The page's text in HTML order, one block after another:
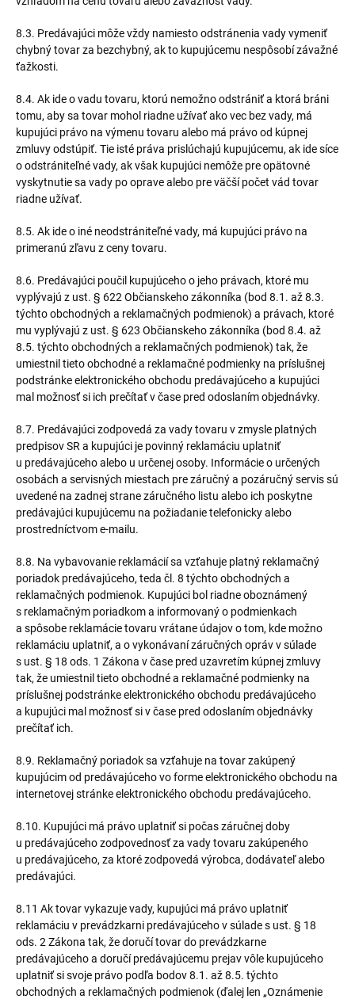
8.3. Predávajúci môže vždy namiesto odstránenia vady vymeniť
chybný tovar za bezchybný, ak to kupujúcemu nespôsobí závažné
ťažkosti.
8.4. Ak ide o vadu tovaru, ktorú nemožno odstrániť a ktorá bráni
tomu, aby sa tovar mohol riadne užívať ako vec bez vady, má
kupujúci právo na výmenu tovaru alebo má právo od kúpnej
zmluvy odstúpiť. Tie isté práva prislúchajú kupujúcemu, ak ide síce
o odstrániteľné vady, ak však kupujúci nemôže pre opätovné
vyskytnutie sa vady po oprave alebo pre väčší počet vád tovar
riadne užívať.
8.5. Ak ide o iné neodstrániteľné vady, má kupujúci právo na
primeranú zľavu z ceny tovaru.
8.6. Predávajúci poučil kupujúceho o jeho právach, ktoré mu
vyplývajú z ust. § 622 Občianskeho zákonníka (bod 8.1. až 8.3.
týchto obchodných a reklamačných podmienok) a právach, ktoré
mu vyplývajú z ust. § 623 Občianskeho zákonníka (bod 8.4. až
8.5. týchto obchodných a reklamačných podmienok) tak, že
umiestnil tieto obchodné a reklamačné podmienky na príslušnej
podstránke elektronického obchodu predávajúceho a kupujúci
mal možnosť si ich prečítať v čase pred odoslaním objednávky.
8.7. Predávajúci zodpovedá za vady tovaru v zmysle platných
predpisov SR a kupujúci je povinný reklamáciu uplatniť
u predávajúceho alebo u určenej osoby. Informácie o určených
osobách a servisných miestach pre záručný a pozáručný servis sú
uvedené na zadnej strane záručného listu alebo ich poskytne
predávajúci kupujúcemu na požiadanie telefonicky alebo
prostredníctvom e-mailu.
8.8. Na vybavovanie reklamácií sa vzťahuje platný reklamačný
poriadok predávajúceho, teda čl. 8 týchto obchodných a
reklamačných podmienok. Kupujúci bol riadne oboznámený
s reklamačným poriadkom a informovaný o podmienkach
a spôsobe reklamácie tovaru vrátane údajov o tom, kde možno
reklamáciu uplatniť, a o vykonávaní záručných opráv v súlade
s ust. § 18 ods. 1 Zákona v čase pred uzavretím kúpnej zmluvy
tak, že umiestnil tieto obchodné a reklamačné podmienky na
príslušnej podstránke elektronického obchodu predávajúceho
a kupujúci mal možnosť si v čase pred odoslaním objednávky
prečítať ich.
8.9. Reklamačný poriadok sa vzťahuje na tovar zakúpený
kupujúcim od predávajúceho vo forme elektronického obchodu na
internetovej stránke elektronického obchodu predávajúceho.
8.10. Kupujúci má právo uplatniť si počas záručnej doby
u predávajúceho zodpovednosť za vady tovaru zakúpeného
u predávajúceho, za ktoré zodpovedá výrobca, dodávateľ alebo
predávajúci.
8.11 Ak tovar vykazuje vady, kupujúci má právo uplatniť
reklamáciu v prevádzkarni predávajúceho v súlade s ust. § 18
ods. 2 Zákona tak, že doručí tovar do prevádzkarne
predávajúceho a doručí predávajúcemu prejav vôle kupujúceho
uplatniť si svoje právo podľa bodov 8.1. až 8.5. týchto
obchodných a reklamačných podmienok (ďalej len „Oznámenie